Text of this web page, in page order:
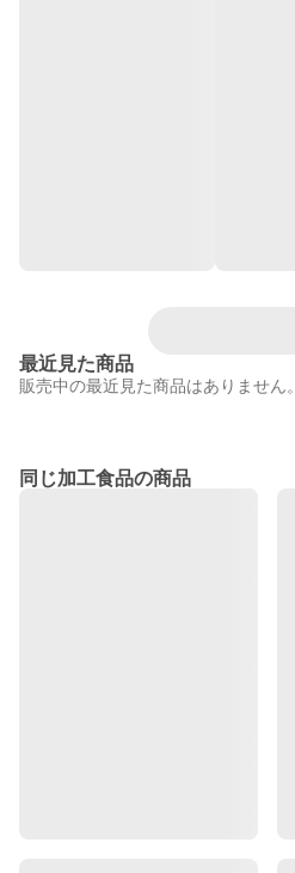
最近見た商品
販売中の最近見た商品はありません。
同じ加工食品の商品